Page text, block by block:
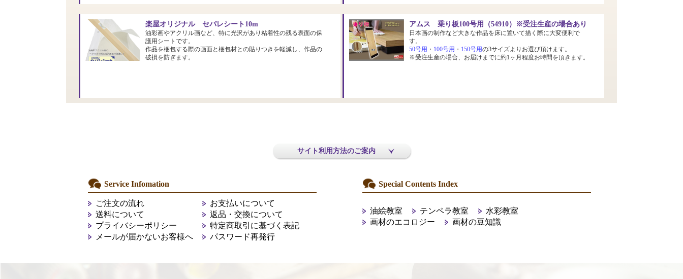
楽屋オリジナル セパレシート10m
油彩画やアクリル画など、特に光沢があり粘着性の残る表面の保
護用シートです。
作品を梱包する際の画面と梱包材との貼りつきを軽減し、作品の
破損を防ぎます。
アムス 乗り板100号用（54910）※受注生産の場合あり
日本画の制作など大きな作品を床に置いて描く際に大変便利で
す。
50号用 ・ 100号用 ・ 150号用の3サイズよりお選び頂けます。
※受注生産の場合、お届けまでに約1ヶ月程度お時間を頂きます。
サイト利用方法のご案内
Service Infomation
ご注文の流れ
お支払いについて
送料について
返品・交換について
プライバシーポリシー
特定商取引に基づく表記
メールが届かないお客様へ
パスワード再発行
Special Contents Index
油絵教室 テンペラ教室
水彩教室
画材のエコロジー
画材の豆知識